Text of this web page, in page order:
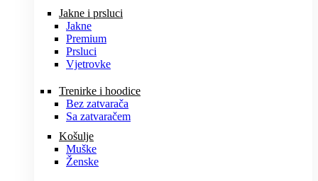
Jakne i prsluci
Jakne
Premium
Prsluci
Vjetrovke
Trenirke i hoodice
Bez zatvarača
Sa zatvaračem
Košulje
Muške
Ženske